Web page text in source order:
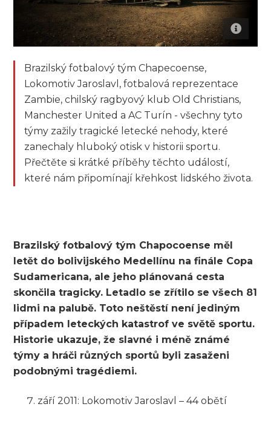
Brazilský fotbalový tým Chapecoense,
Lokomotiv Jaroslavl, fotbalová reprezentace
Zambie, chilský ragbyový klub Old Christians,
Manchester United a AC Turín - všechny tyto
týmy zažily tragické letecké nehody, které
zanechaly hluboký otisk v historii sportu.
Přečtěte si krátké příběhy těchto událostí,
které nám připomínají křehkost lidského života.
Brazilský fotbalový tým Chapocoense měl
letět do bolivijského Medellínu na finále Copa
Sudamericana, ale jeho plánovaná cesta
skončila tragicky. Letadlo se zřítilo se všech 81
lidmi na palubě. Toto neštěstí není jediným
případem leteckých katastrof ve světě sportu.
Historie ukazuje, že slavné i méně známé
týmy a hráči různých sportů byli zasaženi
podobnými tragédiemi.
září 2011: Lokomotiv Jaroslavl – 44 obětí